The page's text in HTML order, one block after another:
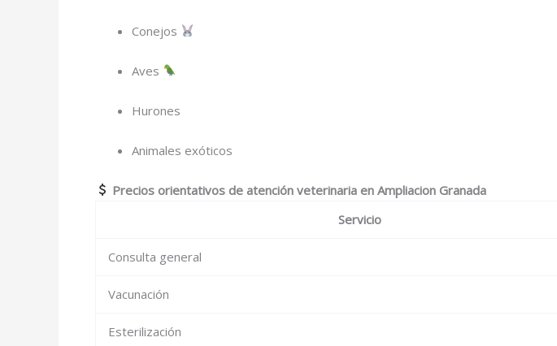
Conejos
Aves
Hurones
Animales exóticos
Precios orientativos de atención veterinaria en Ampliacion Granada
Servicio
Consulta general
Vacunación
Esterilización